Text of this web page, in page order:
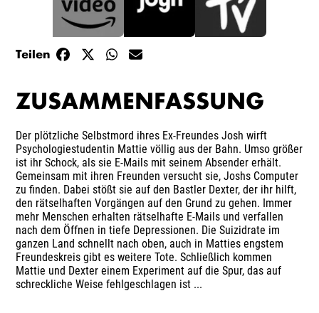
ZUSAMMENFASSUNG
Der plötzliche Selbstmord ihres Ex-Freundes Josh wirft
Psychologiestudentin Mattie völlig aus der Bahn. Umso größer
ist ihr Schock, als sie E-Mails mit seinem Absender erhält.
Gemeinsam mit ihren Freunden versucht sie, Joshs Computer
zu finden. Dabei stößt sie auf den Bastler Dexter, der ihr hilft,
den rätselhaften Vorgängen auf den Grund zu gehen. Immer
mehr Menschen erhalten rätselhafte E-Mails und verfallen
nach dem Öffnen in tiefe Depressionen. Die Suizidrate im
ganzen Land schnellt nach oben, auch in Matties engstem
Freundeskreis gibt es weitere Tote. Schließlich kommen
Mattie und Dexter einem Experiment auf die Spur, das auf
schreckliche Weise fehlgeschlagen ist ...
Teilen